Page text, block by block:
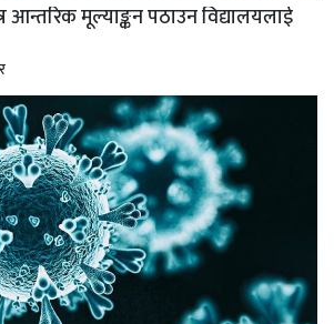
मूल्याङ्कन पठाउन विद्यालयलाई